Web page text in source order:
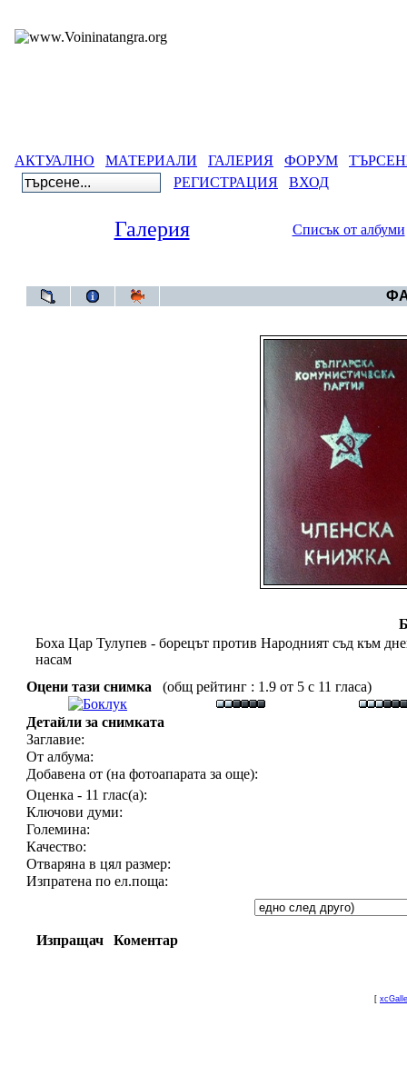
АКТУАЛНО МАТЕРИАЛИ ГАЛЕРИЯ ФОРУМ
РЕГИСТРАЦИЯ
ВХОД
Галерия Списък от албуми
Боха Цар Тулупев - борецът против Народният съд към
насам
Оцени тази снимка
(общ рейтинг : 1.9 от 5 с 11 гласа)
Детайли за снимката
Заглавие:
От албума:
Добавена от (на фотоапарата за още):
Оценка - 11 глас(а):
Ключови думи:
Големина:
Качество:
Отваряна в цял размер:
Изпратена по ел.поща:
Изпращач Коментар
[